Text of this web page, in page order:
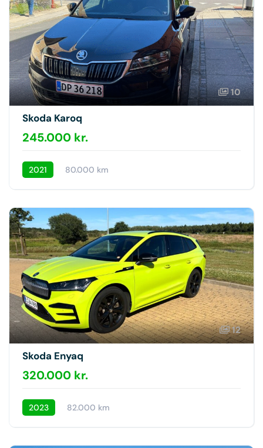
10
Skoda Karoq
245.000 kr.
2021 80.000 km
12
Skoda Enyaq
320.000 kr.
2023 82.000 km